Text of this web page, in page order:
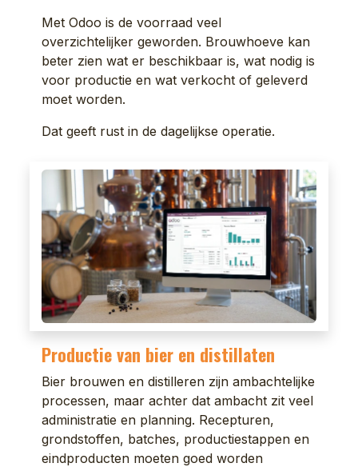
Met Odoo is de voorraad veel
overzichtelijker geworden. Brouwhoeve kan
beter zien wat er beschikbaar is, wat nodig is
voor productie en wat verkocht of geleverd
moet worden.
Dat geeft rust in de dagelijkse operatie.
Productie van bier en distillaten
Bier brouwen en distilleren zijn ambachtelijke
processen, maar achter dat ambacht zit veel
administratie en planning. Recepturen,
grondstoffen, batches, productiestappen en
eindproducten moeten goed worden